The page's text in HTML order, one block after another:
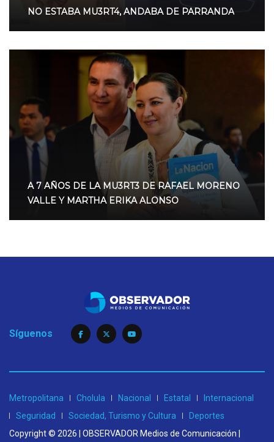
NO ESTABA MU3RT4, ANDABA DE PARRANDA
A 7 AÑOS DE LA MU3RT3 DE RAFAEL MORENO
VALLE Y MARTHA ERIKA ALONSO
Síguenos
Metropolitana Cholula Nacional Estatal
Internacional
Seguridad
Sociedad, Turismo y Cultura
Deportes
Copyright © 2026 | OBSERVADOR Medios de Comunicación |